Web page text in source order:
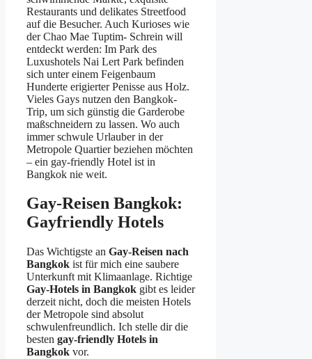
Restaurants und delikates Streetfood
auf die Besucher. Auch Kurioses wie
der Chao Mae Tuptim- Schrein will
entdeckt werden: Im Park des
Luxushotels Nai Lert Park befinden
sich unter einem Feigenbaum
Hunderte erigierter Penisse aus Holz.
Vieles Gays nutzen den Bangkok-
Trip, um sich günstig die Garderobe
maßschneidern zu lassen. Wo auch
immer schwule Urlauber in der
Metropole Quartier beziehen möchten
– ein gay-friendly Hotel ist in
Bangkok nie weit.
Gay-Reisen Bangkok:
Gayfriendly Hotels
Das Wichtigste an Gay-Reisen nach
Bangkok ist für mich eine saubere
Unterkunft mit Klimaanlage. Richtige
Gay-Hotels in Bangkok gibt es leider
derzeit nicht, doch die meisten Hotels
der Metropole sind absolut
schwulenfreundlich. Ich stelle dir die
besten gay-friendly Hotels in
Bangkok vor.